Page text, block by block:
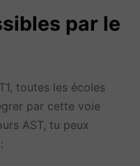
par le
toutes les écoles
par cette voie
AST, tu peux